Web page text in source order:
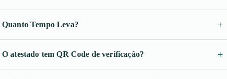
Quanto Tempo Leva?
O atestado tem QR Code de verificação?